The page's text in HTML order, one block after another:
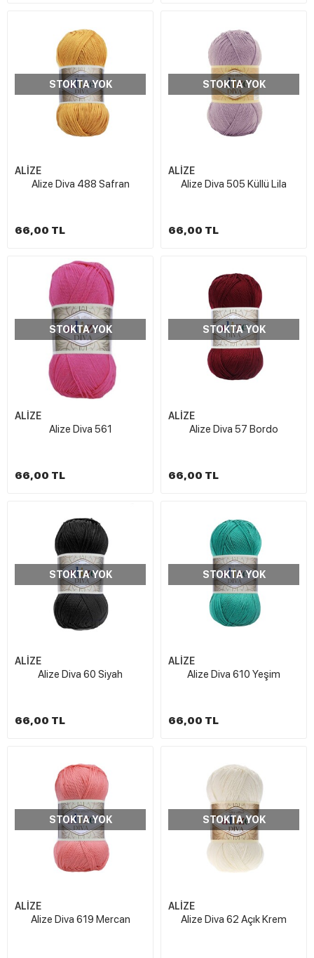
STOKTA YOK
ALİZE
Alize Diva 488 Safran
66,00 TL
STOKTA YOK
ALİZE
Alize Diva 505 Küllü Lila
66,00 TL
STOKTA YOK
ALİZE
Alize Diva 561
66,00 TL
STOKTA YOK
ALİZE
Alize Diva 57 Bordo
66,00 TL
STOKTA YOK
ALİZE
Alize Diva 60 Siyah
66,00 TL
STOKTA YOK
ALİZE
Alize Diva 610 Yeşim
66,00 TL
STOKTA YOK
ALİZE
Alize Diva 619 Mercan
STOKTA YOK
ALİZE
Alize Diva 62 Açık Krem